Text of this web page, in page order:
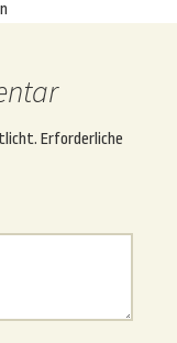
Erforderliche